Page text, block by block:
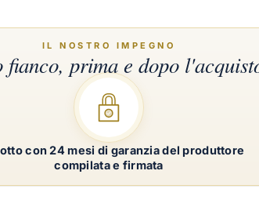
con 24 mesi di garanzia del produttore
compilata e firmata